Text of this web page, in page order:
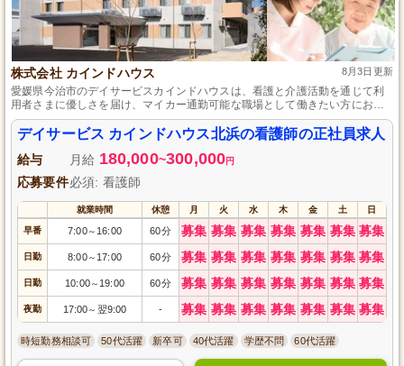
株式会社 カインドハウス 8月3日更新
愛媛県今治市のデイサービスカインドハウスは、看護と介護活動を通じて利
用者さまに優しさを届け、マイカー通勤可能な職場として働きたい方におす
すめです。
デイサービス カインドハウス北浜の看護師の正社員求人
給与 月給 180,000~300,000円
応募要件必須: 看護師
就業時間 休憩 月 火 水 木 金 土 日
早番 7:00～ 16:00 60分 募集 募集 募集 募集 募集 募集 募集
日勤 8:00～ 17:00 60分 募集 募集 募集 募集 募集 募集 募集
日勤 10:00～ 19:00 60分 募集 募集 募集 募集 募集 募集 募集
夜勤 17:00～ 翌9:00 - 募集 募集 募集 募集 募集 募集 募集
時短勤務相談可 50代活躍 新卒可 40代活躍 学歴不問 60代活躍